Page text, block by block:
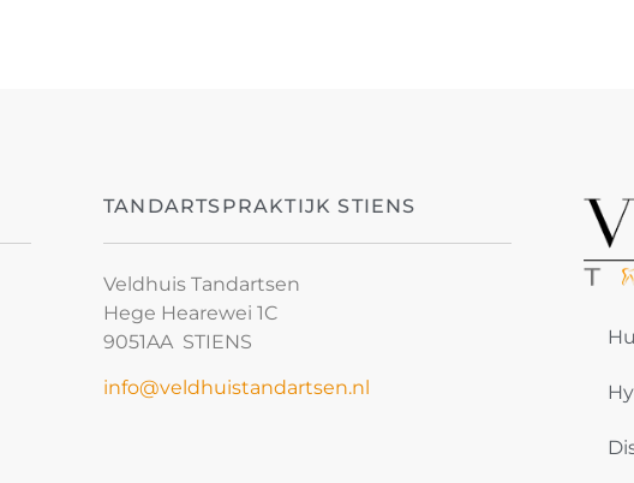
TANDARTSPRAKTIJK STIENS
Veldhuis Tandartsen
Hege Hearewei 1C
9051AA STIENS
info@veldhuistandartsen.nl